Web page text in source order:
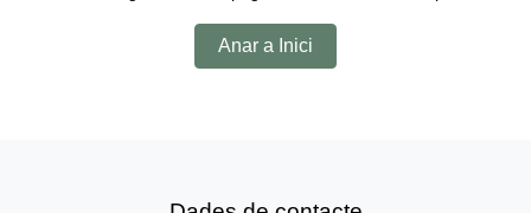
Anar a Inici